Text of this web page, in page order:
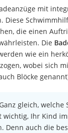
mit
Diese
die einen
Die
wie ein
wobei sich
Blöcke
Ganz gleich, welche
wichtig, Ihr Kind
Denn auch die